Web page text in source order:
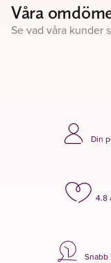
Våra
Se vad våra kunder
Din
4.8